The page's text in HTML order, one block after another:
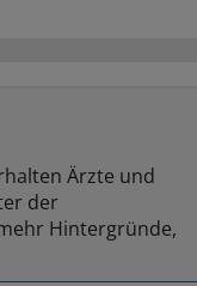
Ärzte und
der
Hintergründe,